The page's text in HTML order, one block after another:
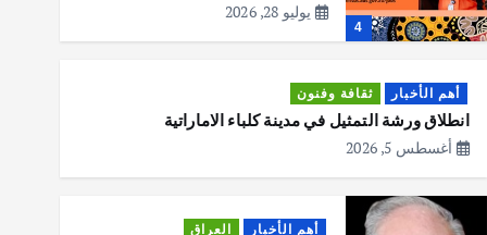
4
يوليو 28, 2026
أهم الأخبار ثقافة وفنون
انطلاق ورشة التمثيل في مدينة كلباء الاماراتية
أغسطس 5, 2026
أهم الأخبار العراق